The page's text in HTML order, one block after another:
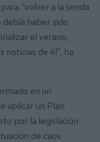
“volver a la senda
debía haber sido
el verano,
noticias de él”, ha
en un
aplicar un Plan
por la legislación
de caos